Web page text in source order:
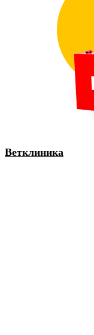
Ветклиника